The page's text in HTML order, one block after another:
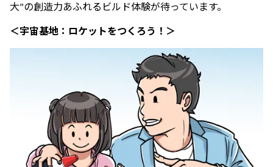
大”の創造力あふれるビルド体験が待っています。
＜宇宙基地：ロケットをつくろう！＞